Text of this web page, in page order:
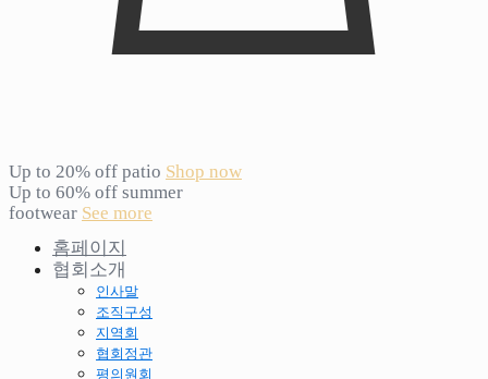
Up to 20% off patio Shop now
Up to 60% off summer
footwear See more
홈페이지
협회소개
인사말
조직구성
지역회
협회정관
평의원회